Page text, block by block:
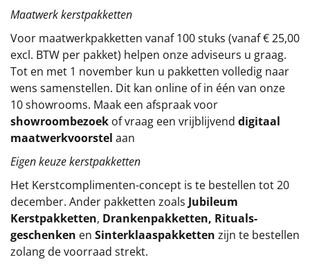
Per stuk
Alle overige
Maatwerk kerstpakketten
Voor maatwerkpakketten vanaf 100 stuks (vanaf € 25,00
excl. BTW per pakket) helpen onze adviseurs u graag.
Tot en met 1 november kun u pakketten volledig naar
wens samenstellen. Dit kan online of in één van onze
10 showrooms. Maak een afspraak voor
showroombezoek of vraag een vrijblijvend digitaal
maatwerkvoorstel aan
Eigen keuze kerstpakketten
Het Kerstcomplimenten-concept is te bestellen tot 20
december. Ander pakketten zoals Jubileum
Kerstpakketten, Drankenpakketten, Rituals-
geschenken en Sinterklaaspakketten zijn te bestellen
zolang de voorraad strekt.